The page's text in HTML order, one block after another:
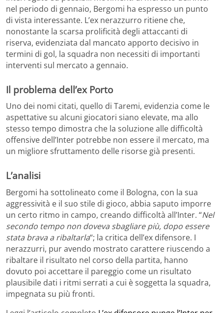
nel periodo di gennaio, Bergomi ha espresso un punto
di vista interessante. L’ex nerazzurro ritiene che,
nonostante la scarsa prolificità degli attaccanti di
riserva, evidenziata dal mancato apporto decisivo in
termini di gol, la squadra non necessiti di importanti
interventi sul mercato a gennaio.
Il problema dell’ex Porto
Uno dei nomi citati, quello di Taremi, evidenzia come le
aspettative su alcuni giocatori siano elevate, ma allo
stesso tempo dimostra che la soluzione alle difficoltà
offensive dell’Inter potrebbe non essere il mercato, ma
un migliore sfruttamento delle risorse già presenti.
L’analisi
Bergomi ha sottolineato come il Bologna, con la sua
aggressività e il suo stile di gioco, abbia saputo imporre
un certo ritmo in campo, creando difficoltà all’Inter. “Nel
secondo tempo non doveva sbagliare più, dopo essere
stata brava a ribaltarla“; la critica dell’ex difensore. I
nerazzurri, pur avendo mostrato carattere riuscendo a
ribaltare il risultato nel corso della partita, hanno
dovuto poi accettare il pareggio come un risultato
plausibile dati i ritmi serrati a cui è soggetta la squadra,
impegnata su più fronti.